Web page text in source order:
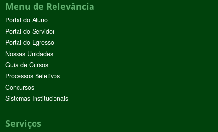
Menu de Relevância
Portal do Aluno
Portal do Servidor
Portal do Egresso
Nossas Unidades
Guia de Cursos
Processos Seletivos
Concursos
Sistemas Institucionais
Serviços